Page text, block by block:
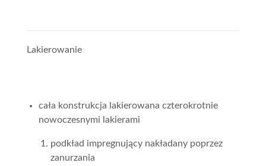
Lakierowanie
cała konstrukcja lakierowana czterokrotnie
nowoczesnymi lakierami
podkład impregnujący nakładany poprzez
zanurzania